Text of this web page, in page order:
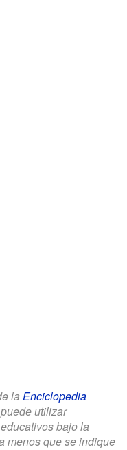
la Enciclopedia
utilizar
bajo la
menos que se indique